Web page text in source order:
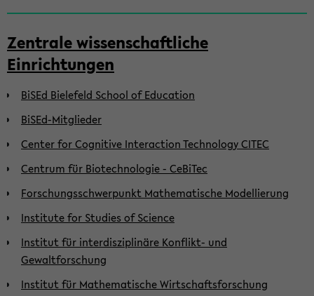
Zentrale wissenschaftliche
Einrichtungen
BiSEd Bielefeld School of Education
BiSEd-Mitglieder
Center for Cognitive Interaction Technology CITEC
Centrum für Biotechnologie - CeBiTec
Forschungsschwerpunkt Mathematische Modellierung
Institute for Studies of Science
Institut für interdisziplinäre Konflikt- und
Gewaltforschung
Institut für Mathematische Wirtschaftsforschung